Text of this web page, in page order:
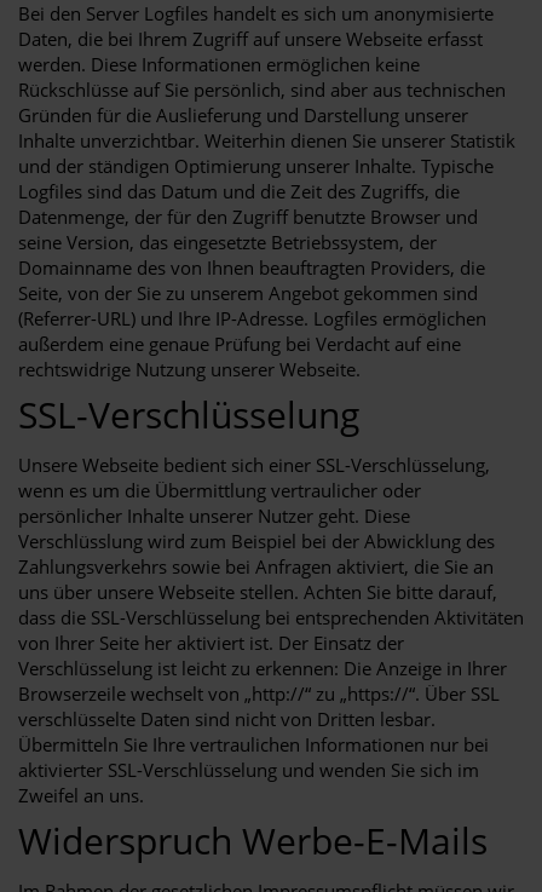
Bei den Server Logfiles handelt es sich um anonymisierte
Daten, die bei Ihrem Zugriff auf unsere Webseite erfasst
werden. Diese Informationen ermöglichen keine
Rückschlüsse auf Sie persönlich, sind aber aus technischen
Gründen für die Auslieferung und Darstellung unserer
Inhalte unverzichtbar. Weiterhin dienen Sie unserer Statistik
und der ständigen Optimierung unserer Inhalte. Typische
Logfiles sind das Datum und die Zeit des Zugriffs, die
Datenmenge, der für den Zugriff benutzte Browser und
seine Version, das eingesetzte Betriebssystem, der
Domainname des von Ihnen beauftragten Providers, die
Seite, von der Sie zu unserem Angebot gekommen sind
(Referrer-URL) und Ihre IP-Adresse. Logfiles ermöglichen
außerdem eine genaue Prüfung bei Verdacht auf eine
rechtswidrige Nutzung unserer Webseite.
SSL-Verschlüsselung
Unsere Webseite bedient sich einer SSL-Verschlüsselung,
wenn es um die Übermittlung vertraulicher oder
persönlicher Inhalte unserer Nutzer geht. Diese
Verschlüsslung wird zum Beispiel bei der Abwicklung des
Zahlungsverkehrs sowie bei Anfragen aktiviert, die Sie an
uns über unsere Webseite stellen. Achten Sie bitte darauf,
dass die SSL-Verschlüsselung bei entsprechenden Aktivitäten
von Ihrer Seite her aktiviert ist. Der Einsatz der
Verschlüsselung ist leicht zu erkennen: Die Anzeige in Ihrer
Browserzeile wechselt von „http://“ zu „https://“. Über SSL
verschlüsselte Daten sind nicht von Dritten lesbar.
Übermitteln Sie Ihre vertraulichen Informationen nur bei
aktivierter SSL-Verschlüsselung und wenden Sie sich im
Zweifel an uns.
Widerspruch Werbe-E-Mails